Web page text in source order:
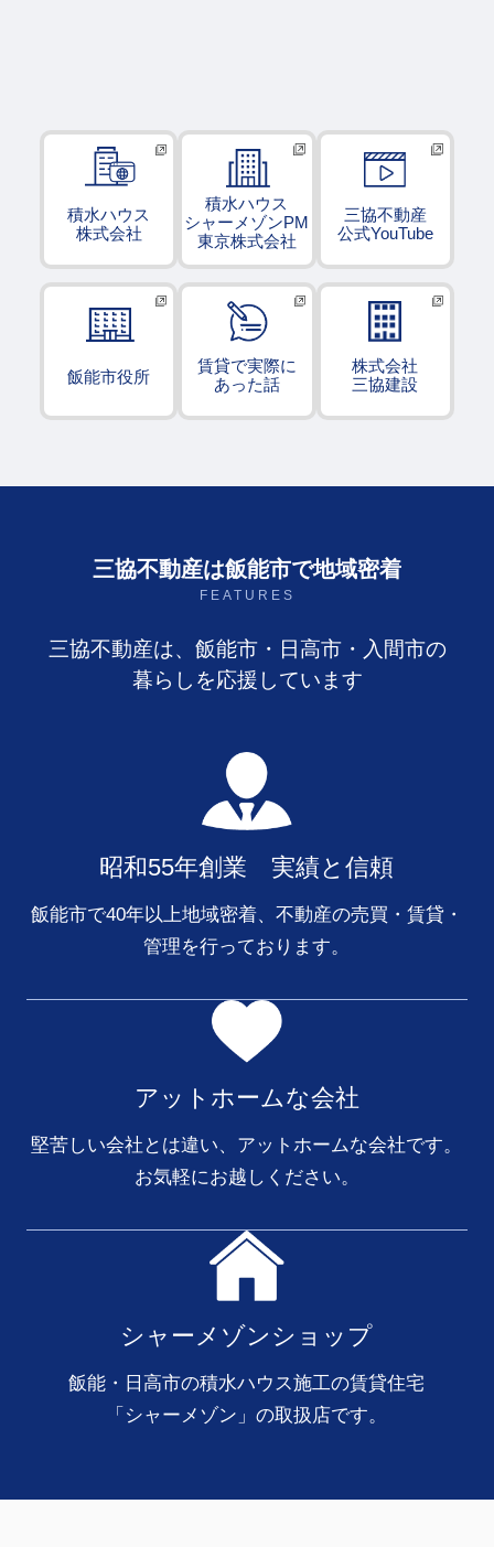
積水ハウス
株式会社
積水ハウス
シャーメゾンPM
東京株式会社
三協不動産
公式YouTube
飯能市役所
賃貸で実際に
あった話
株式会社
三協建設
三協不動産は飯能市で地域密着
FEATURES
三協不動産は、飯能市・日高市・入間市の
暮らしを応援しています
昭和55年創業 実績と信頼
飯能市で40年以上地域密着、不動産の売買・賃貸・
管理を行っております。
アットホームな会社
堅苦しい会社とは違い、アットホームな会社です。
お気軽にお越しください。
シャーメゾンショップ
飯能・日高市の積水ハウス施工の賃貸住宅
「シャーメゾン」の取扱店です。